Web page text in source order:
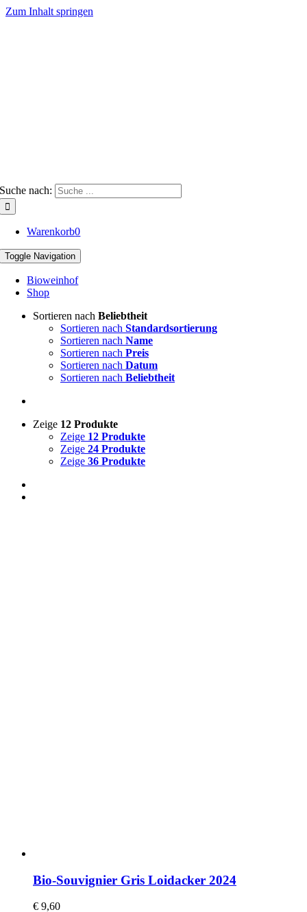
Zum Inhalt springen
Suche nach:
Warenkorb0
Toggle Navigation
Bioweinhof
Shop
Sortieren nach Beliebtheit
Sortieren nach Standardsortierung
Sortieren nach Name
Sortieren nach Preis
Sortieren nach Datum
Sortieren nach Beliebtheit
Zeige 12 Produkte
Zeige 12 Produkte
Zeige 24 Produkte
Zeige 36 Produkte
Bio-Souvignier Gris Loidacker 2024
€ 9,60